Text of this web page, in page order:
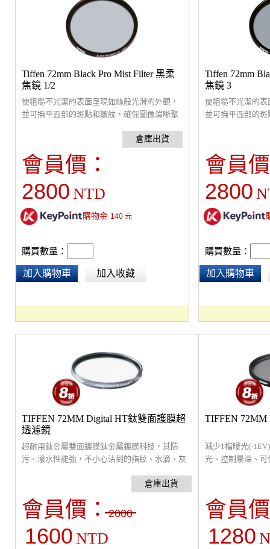
Tiffen 72mm Black Pro Mist Filter 黑柔
焦鏡 1/2
使粗糙不光潔的表面呈現如絲般光滑的外觀，
並可撫平面部的斑點和皺紋，確保圖像清晰聚
會員價：
2800 NTD
購物金 140元
購買數量：
加入購物車 加入收藏
Tiffen 72mm
焦鏡 3
使粗糙不光潔的
並可撫平面部的
會員
2800
購買數量：
加入購物車
TIFFEN 72MM Digital HT鈦雙面護膜超
透濾鏡
超耐用鈦金屬雙面鍍膜鈦金屬鍍膜科技，其防
污、潑水性能強，不小心沾到的指紋、水滴、灰
會員價：2000
1600 NTD
TIFFEN 72MM
減少1檔曝光(-
光、控制景深、
會員
1280